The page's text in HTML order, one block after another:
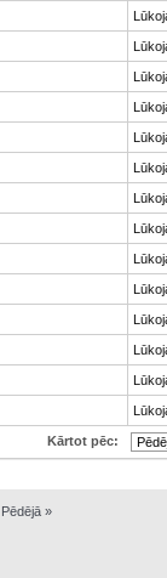
Kārtot pēc:
Pēdējā »